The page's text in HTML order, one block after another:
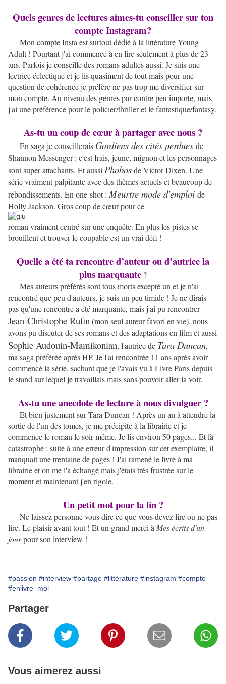
Quels genres de lectures aimes-tu conseiller sur ton
compte Instagram?
Mon compte Insta est surtout dédié à la littérature Young
Adult ! Pourtant j'ai commencé à en lire seulement à plus de 23
ans. Parfois je conseille des romans adultes aussi. Je suis une
lectrice éclectique et je lis quasiment de tout mais pour une
question de cohérence je préfère ne pas trop me diversifier sur
mon compte. Au niveau des genres par contre peu importe, mais
j'ai une préférence pour le policier/thriller et le fantastique/fantasy.
As-tu un coup de cœur à partager avec nous ?
En saga je conseillerais Gardiens des cités perdues de
Shannon Messenger : c'est frais, jeune, mignon et les personnages
sont super attachants. Et aussi Phobosde Victor Dixen. Une
série vraiment palpitante avec des thèmes actuels et beaucoup de
rebondissements. En one-shot : Meurtre mode d'emploi de
Holly Jackson. Gros coup de cœur pour ce
roman vraiment centré sur une enquête. En plus les pistes se
brouillent et trouver le coupable est un vrai défi !
Quelle a été ta rencontre d’auteur ou d’autrice la
plus marquante ?
Mes auteurs préférés sont tous morts excepté un et je n'ai
rencontré que peu d'auteurs, je suis un peu timide ! Je ne dirais
pas qu'une rencontre a été marquante, mais j'ai pu rencontrer
Jean-Christophe Rufin(mon seul auteur favori en vie), nous
avons pu discuter de ses romans et des adaptations en film et aussi
Sophie Audouin-Mamikonian, l'autrice de Tara Duncan,
ma saga préférée après HP. Je l'ai rencontrée 11 ans après avoir
commencé la série, sachant que je l'avais vu à Livre Paris depuis
le stand sur lequel je travaillais mais sans pouvoir aller la voir.
As-tu une anecdote de lecture à nous divulguer ?
Et bien justement sur Tara Duncan ! Après un an à attendre la
sortie de l'un des tomes, je me précipite à la librairie et je
commence le roman le soir même. Je lis environ 50 pages... Et là
catastrophe : suite à une erreur d'impression sur cet exemplaire, il
manquait une trentaine de pages ! J'ai ramené le livre à ma
librairie et on me l'a échangé mais j'étais très frustrée sur le
moment et maintenant j'en rigole.
Un petit mot pour la fin ?
Ne laissez personne vous dire ce que vous devez lire ou ne pas
lire. Le plaisir avant tout ! Et un grand merci à Mes écrits d'un
jourpour son interview !
#passion #interview #partage #littérature #instagram #compte
#enlivre_moi
Partager
Vous aimerez aussi